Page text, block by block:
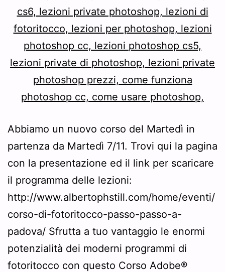
Abbiamo un nuovo corso del Martedì in
partenza da Martedì 7/11. Trovi qui la pagina
con la presentazione ed il link per scaricare
il programma delle lezioni:
http://www.albertophstill.com/home/eventi/
corso-di-fotoritocco-passo-passo-a-
padova/ Sfrutta a tuo vantaggio le enormi
potenzialità dei moderni programmi di
fotoritocco con questo Corso Adobe®